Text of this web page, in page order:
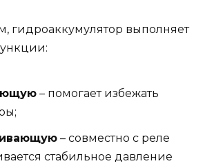
гидроаккумулятор выполняет
– помогает избежать
– совместно с реле
стабильное давление